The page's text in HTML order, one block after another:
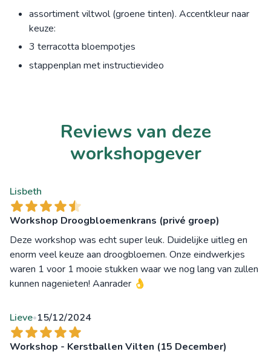
assortiment viltwol (groene tinten). Accentkleur naar
keuze:
3 terracotta bloempotjes
stappenplan met instructievideo
Reviews van deze
workshopgever
Lisbeth
Workshop Droogbloemenkrans (privé groep)
Deze workshop was echt super leuk. Duidelijke uitleg en
enorm veel keuze aan droogbloemen. Onze eindwerkjes
waren 1 voor 1 mooie stukken waar we nog lang van zullen
kunnen nagenieten! Aanrader 👌
Lieve•15/12/2024
Workshop - Kerstballen Vilten (15 December)